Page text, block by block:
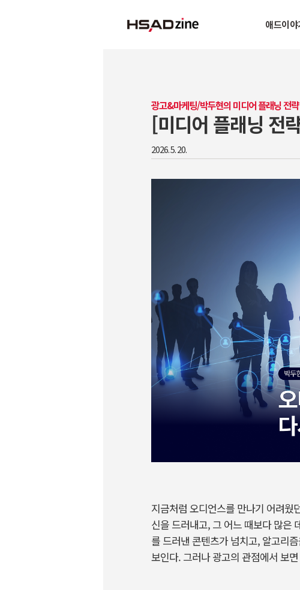
애드이야
광고&마케팅/박두현의 미디어 플래닝 전략
[미디어 플래닝 전
2026. 5. 20.
지금처럼 오디언스를 만나기 어려웠
신을 드러내고, 그 어느 때보다 많은
를 드러낸 콘텐츠가 넘치고, 알고리
보인다. 그러나 광고의 관점에서 보면